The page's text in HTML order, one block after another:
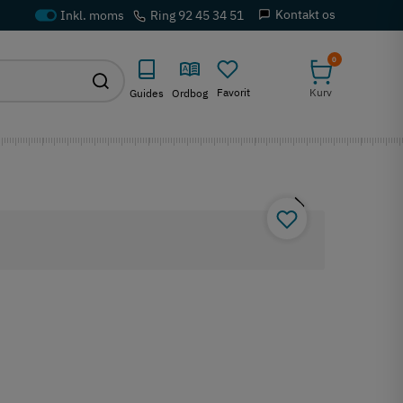
Ring 92 45 34 51 Kontakt os
Guides Ordbog Favorit
0
Kurv